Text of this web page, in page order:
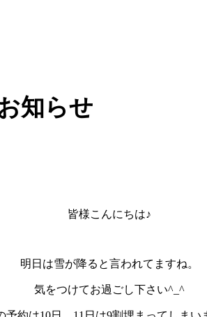
知らせ
皆様こんにちは♪
明日は雪が降ると言われてますね。
気をつけてお過ごし下さい^_^